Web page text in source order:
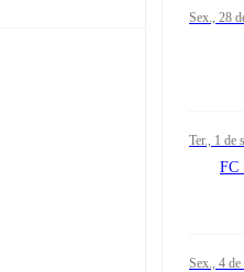
sex., 28
ter., 1 de
FC
sex., 4 de